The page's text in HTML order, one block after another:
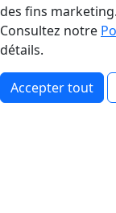
des fins marketing.
Consultez notre
détails.
Accepter tout